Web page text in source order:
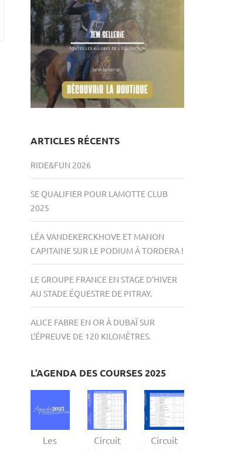
ARTICLES RÉCENTS
RIDE&FUN 2026
SE QUALIFIER POUR LAMOTTE CLUB
2025
LÉA VANDEKERCKHOVE ET MANON
CAPITAINE SUR LE PODIUM À TORDERA !
LE GROUPE FRANCE EN STAGE D’HIVER
AU STADE ÉQUESTRE DE PITRAY.
ALICE FABRE EN OR À DUBAÏ SUR
L’ÉPREUVE DE 120 KILOMÈTRES.
L’AGENDA DES COURSES 2025
Les
Circuit
Circuit